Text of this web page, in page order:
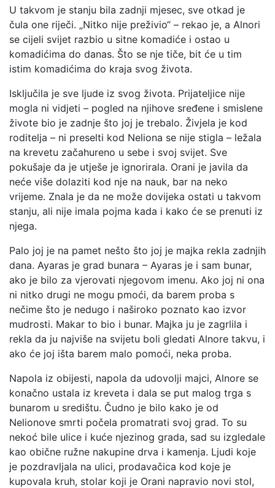
U takvom je stanju bila zadnji mjesec, sve otkad je
čula one riječi. „Nitko nije preživio“ – rekao je, a Alnori
se cijeli svijet razbio u sitne komadiće i ostao u
komadićima do danas. Što se nje tiče, bit će u tim
istim komadićima do kraja svog života.
Isključila je sve ljude iz svog života. Prijateljice nije
mogla ni vidjeti – pogled na njihove sređene i smislene
živote bio je zadnje što joj je trebalo. Živjela je kod
roditelja – ni preselti kod Neliona se nije stigla – ležala
na krevetu začahureno u sebe i svoj svijet. Sve
pokušaje da je utješe je ignorirala. Orani je javila da
neće više dolaziti kod nje na nauk, bar na neko
vrijeme. Znala je da ne može dovijeka ostati u takvom
stanju, ali nije imala pojma kada i kako će se prenuti iz
njega.
Palo joj je na pamet nešto što joj je majka rekla zadnjih
dana. Ayaras je grad bunara – Ayaras je i sam bunar,
ako je bilo za vjerovati njegovom imenu. Ako joj ni ona
ni nitko drugi ne mogu pmoći, da barem proba s
nečime što je nedugo i naširoko poznato kao izvor
mudrosti. Makar to bio i bunar. Majka ju je zagrlila i
rekla da ju najviše na svijetu boli gledati Alnore takvu, i
ako će joj išta barem malo pomoći, neka proba.
Napola iz obijesti, napola da udovolji majci, Alnore se
konačno ustala iz kreveta i dala se put malog trga s
bunarom u središtu. Čudno je bilo kako je od
Nelionove smrti počela promatrati svoj grad. To su
nekoć bile ulice i kuće njezinog grada, sad su izgledale
kao obične ružne nakupine drva i kamenja. Ljudi koje
je pozdravljala na ulici, prodavačica kod koje je
kupovala kruh, stolar koji je Orani napravio novi stol,